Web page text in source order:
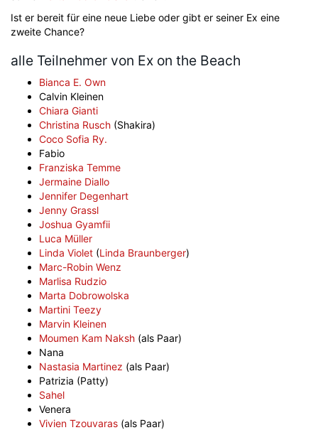
Ist er bereit für eine neue Liebe oder gibt er seiner Ex eine
zweite Chance?
alle Teilnehmer von Ex on the Beach
Bianca E. Own
Calvin Kleinen
Chiara Gianti
Christina Rusch (Shakira)
Coco Sofia Ry.
Fabio
Franziska Temme
Jermaine Diallo
Jennifer Degenhart
Jenny Grassl
Joshua Gyamfii
Luca Müller
Linda Violet (Linda Braunberger)
Marc-Robin Wenz
Marlisa Rudzio
Marta Dobrowolska
Martini Teezy
Marvin Kleinen
Moumen Kam Naksh (als Paar)
Nana
Nastasia Martinez (als Paar)
Patrizia (Patty)
Sahel
Venera
Vivien Tzouvaras (als Paar)